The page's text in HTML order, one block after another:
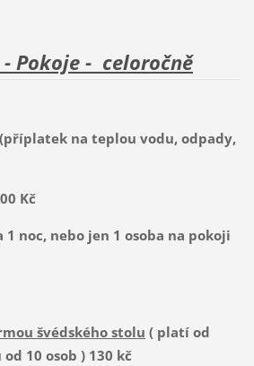
Pokoje - celoročně
na teplou vodu, odpady,
Kč
noc, nebo jen 1 osoba na pokoji
švédského stolu ( platí od
10 osob ) 130 kč